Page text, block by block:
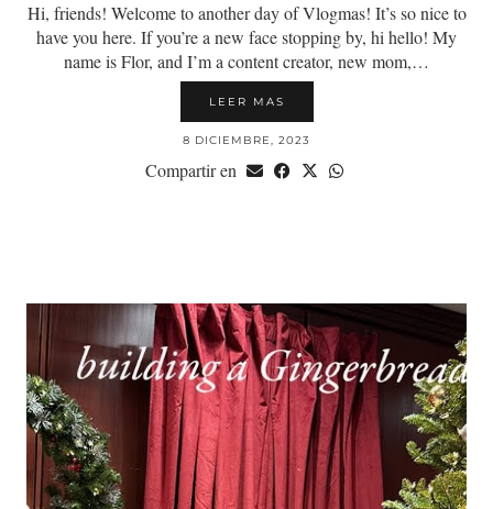
Hi, friends! Welcome to another day of Vlogmas! It’s so nice to
have you here. If you’re a new face stopping by, hi hello! My
name is Flor, and I’m a content creator, new mom,…
LEER MAS
8 DICIEMBRE, 2023
Compartir en